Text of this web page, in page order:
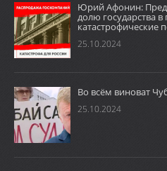
Юрий Афонин:
долю государства
катастрофические
25.10.2024
Во всём виноват
25.10.2024